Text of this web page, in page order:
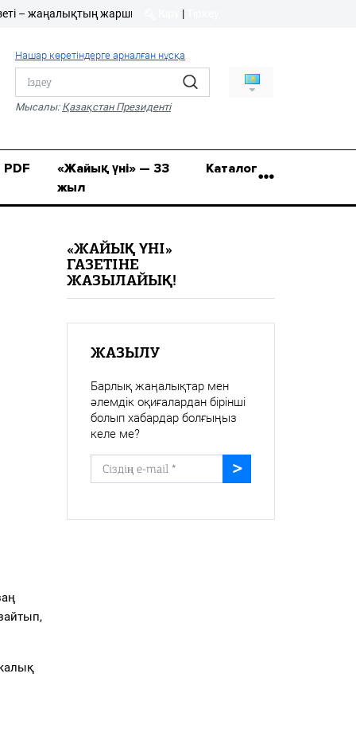
8 (7112) 50-86-31
Қ.Жұмағалиев (Фрунзе)
жаршысы! |
Нашар көретіндерге арналған нұсқа
Мысалы: Қазақстан Президенті
PDF
«Жайық үні» — 33
жыл
Каталог
«ЖАЙЫҚ ҮНІ»
ГАЗЕТІНЕ
ЖАЗЫЛАЙЫҚ!
ЖАЗЫЛУ
Барлық жаңалықтар мен
әлемдік оқиғалардан бірінші
болып хабардар болғыңыз
келе ме?